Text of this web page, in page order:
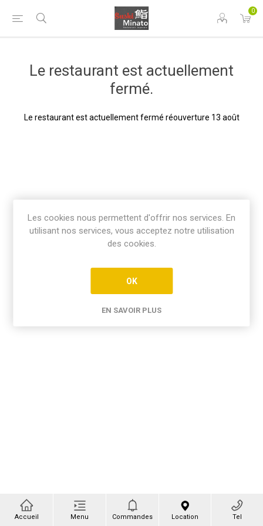
0
Le restaurant est actuellement
fermé.
Le restaurant est actuellement fermé réouverture 13 août
Accueil Menu Commandes Location Tel
Les cookies nous permettent d'offrir nos services. En
utilisant nos services, vous acceptez notre utilisation
des cookies.
OK
EN SAVOIR PLUS